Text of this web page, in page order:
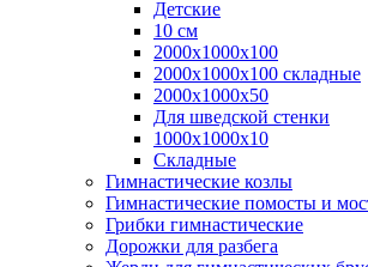
Детские
10 см
2000х1000х100
2000х1000х100 складные
2000х1000х50
Для шведской стенки
1000х1000х10
Складные
Гимнастические козлы
Гимнастические помосты и
Грибки гимнастические
Дорожки для разбега